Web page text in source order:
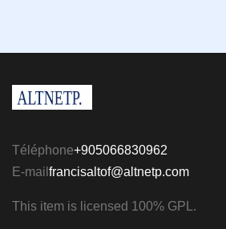
Téléphone+905066830962
E-mail francisaltof@altnetp.com
This item is licensed 100% GPL.